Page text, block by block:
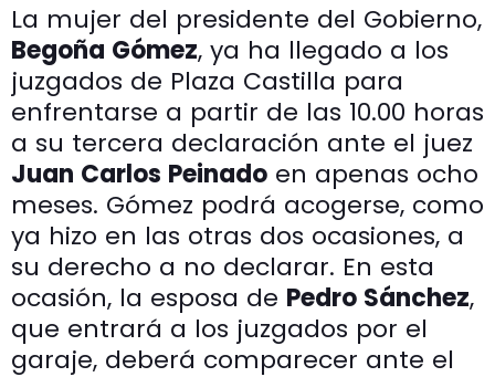
La mujer del presidente del Gobierno,
Begoña Gómez, ya ha llegado a los
juzgados de Plaza Castilla para
enfrentarse a partir de las 10.00 horas
a su tercera declaración ante el juez
Juan Carlos Peinado en apenas ocho
meses. Gómez podrá acogerse, como
ya hizo en las otras dos ocasiones, a
su derecho a no declarar. En esta
ocasión, la esposa de Pedro Sánchez,
que entrará a los juzgados por el
garaje, deberá comparecer ante el